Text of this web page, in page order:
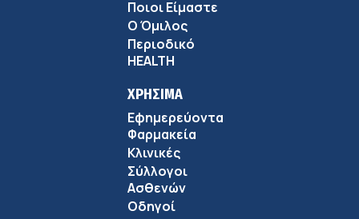
Αντώνης Βουκλαρής – «ΕΡΡΙΚΟΣ ΝΤΥΝΑΝ»
Πώς να προλάβετε και να αντιμετωπίσετε τη διάρροια
Ευμενής Καραφυλλίδης (Metropolitan General): Γιατί η
διατροφή πρέπει να καθοδηγείται από κλινικό
Ιωάννης Μπολέτης – ΩΝΑΣΕΙΟ
Ποιοι Είμαστε
Ο Όμιλος
Περιοδικό
HEALTH
ΧΡΗΣΙΜΑ
Εφημερεύοντα
Φαρμακεία
Κλινικές
Σύλλογοι
Ασθενών
Οδηγοί